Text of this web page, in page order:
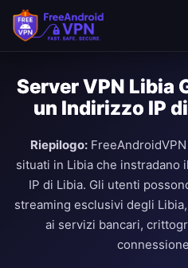
Server VPN Libia
un Indirizzo IP
Riepilogo:
situati in Libia che
IP di Libia. Gli utenti
streaming esclusivi degli
ai servizi bancari,